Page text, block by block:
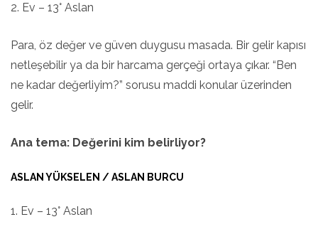
2. Ev – 13° Aslan
Para, öz değer ve güven duygusu masada. Bir gelir kapısı
netleşebilir ya da bir harcama gerçeği ortaya çıkar. “Ben
ne kadar değerliyim?” sorusu maddi konular üzerinden
gelir.
Ana tema: Değerini kim belirliyor?
ASLAN YÜKSELEN / ASLAN BURCU
1. Ev – 13° Aslan